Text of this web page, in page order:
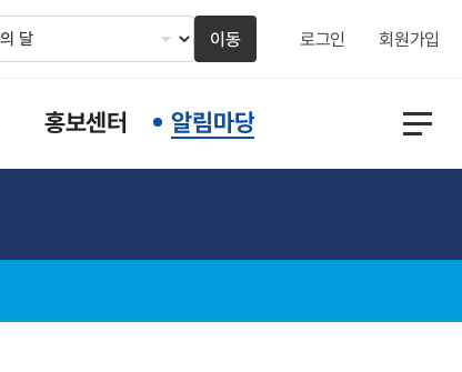
이동 로그인 회원가입
홍보센터 알림마당